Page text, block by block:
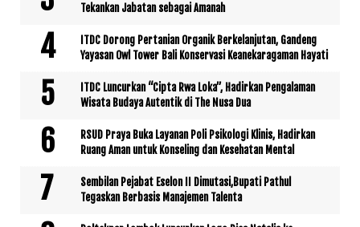
Tekankan Jabatan sebagai Amanah
ITDC Dorong Pertanian Organik Berkelanjutan, Gandeng
Yayasan Owl Tower Bali Konservasi Keanekaragaman Hayati
ITDC Luncurkan “Cipta Rwa Loka”, Hadirkan Pengalaman
Wisata Budaya Autentik di The Nusa Dua
RSUD Praya Buka Layanan Poli Psikologi Klinis, Hadirkan
Ruang Aman untuk Konseling dan Kesehatan Mental
Sembilan Pejabat Eselon II Dimutasi,Bupati Pathul
Tegaskan Berbasis Manajemen Talenta